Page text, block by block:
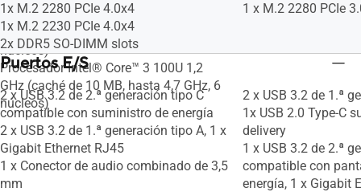
Procesador Intel® Core™ i3-1315U 1,2
GHz (caché de 10 MB, hasta 4,5 GHz, 6
núcleos)
Procesador Intel® Core™ 3 100U 1,2
GHz (caché de 10 MB, hasta 4,7 GHz, 6
núcleos)
1x M.2 2280 PCIe 4.0x4
1x M.2 2230 PCIe 4.0x4
2x DDR5 SO-DIMM slots
1 x M.2 2280 PCIe
Puertos E/S
2 x USB 3.2 de 2.ª generación tipo C
compatible con suministro de energía
2 x USB 3.2 de 1.ª generación tipo A, 1 x
Gigabit Ethernet RJ45
1 x Conector de audio combinado de 3,5
mm
2 x USB 3.2 de 1.ª
1x USB 2.0 Type-C
delivery
1 x USB 3.2 de 2.ª
compatible con
energía, 1 x Gigabit